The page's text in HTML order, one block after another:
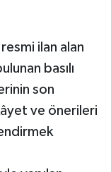
ilan alan
basılı
son
ve önerileri